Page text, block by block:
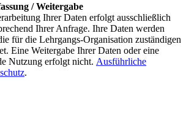
/ Weitergabe
Ihrer Daten erfolgt ausschließlich
Ihrer Anfrage. Ihre Daten werden
für die Lehrgangs-Organisation zuständigen
Eine Weitergabe Ihrer Daten oder eine
Nutzung erfolgt nicht. Ausführliche
.